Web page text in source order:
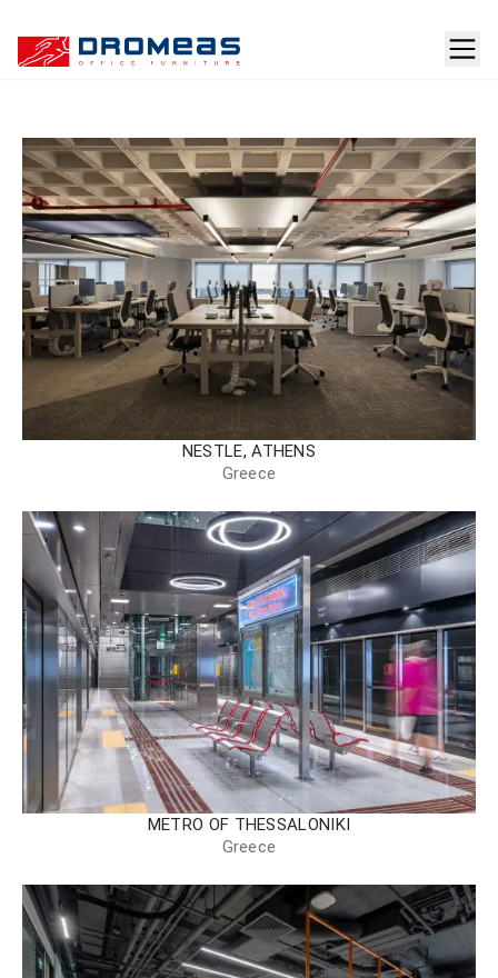
B2Bportal ΕCportal
NESTLE, ATHENS
Greece
METRO OF THESSALONIKI
Greece